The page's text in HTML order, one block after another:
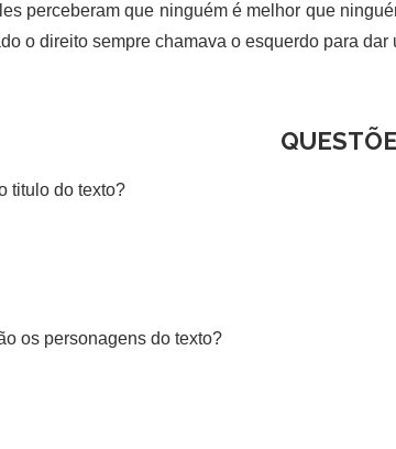
perceberam que ninguém é melhor que
o direito sempre chamava o esquerdo para dar
titulo do texto?
os personagens do texto?